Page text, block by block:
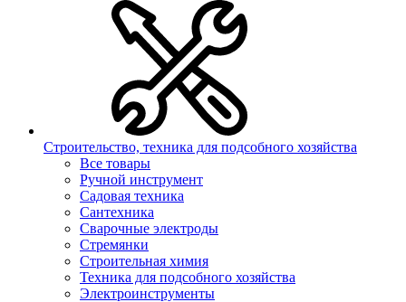
Строительство, техника для подсобного хозяйства
Все товары
Ручной инструмент
Садовая техника
Сантехника
Сварочные электроды
Стремянки
Строительная химия
Техника для подсобного хозяйства
Электроинструменты